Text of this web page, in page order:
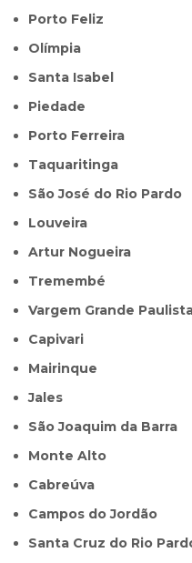
Porto Feliz
Olímpia
Santa Isabel
Piedade
Porto Ferreira
Taquaritinga
São José do Rio Pardo
Louveira
Artur Nogueira
Tremembé
Vargem Grande
Capivari
Mairinque
Jales
São Joaquim da Barra
Monte Alto
Cabreúva
Campos do Jordão
Santa Cruz do Rio